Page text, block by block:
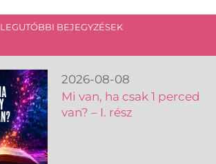
LEGUTÓBBI BEJEGYZÉSEK
2026-08-08
Mi van, ha csak 1 perced
van? – I. rész